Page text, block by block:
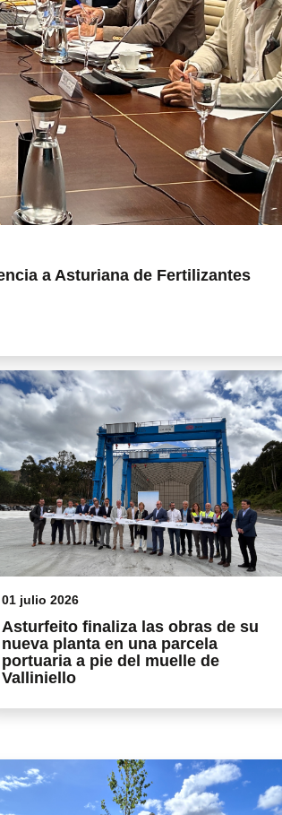
a Asturiana de Fertilizantes
01 julio 2026
Asturfeito finaliza las obras de su
nueva planta en una parcela
portuaria a pie del muelle de
Valliniello